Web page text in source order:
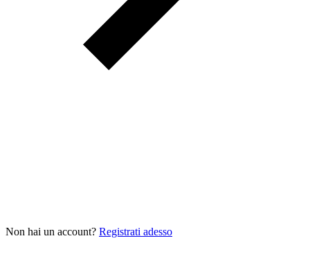
Non hai un account? Registrati adesso